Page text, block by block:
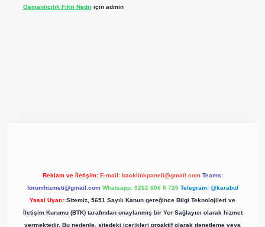
Osmanlıcılık Fikri Nediriçin admin
Reklam ve İletişim: E-mail: backlinkpaneli@gmail.com Teams:
forumhizmeti@gmail.com Whatsapp: 0262 606 0 726 Telegram: @karabul
Yasal Uyarı: Sitemiz, 5651 Sayılı Kanun gereğince Bilgi Teknolojileri ve
İletişim Kurumu (BTK) tarafından onaylanmış bir Yer Sağlayıcı olarak hizmet
vermektedir. Bu nedenle, sitedeki içerikleri proaktif olarak denetleme veya